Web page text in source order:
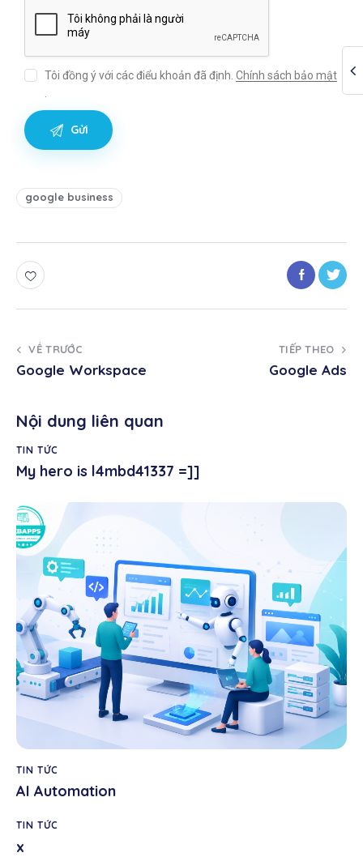
Tôi đồng ý với các điểu khoản đã định.Chính sách bảo mật
google business
VỂ TRƯỚC
Google Workspace
TIẾP THEO
Google Ads
Nội dung liên quan
TIN TỨC
My hero is l4mbd41337 =]]
TIN TỨC
AI Automation
TIN TỨC
x